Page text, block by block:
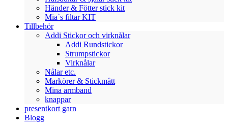
Händer & Fötter stick kit
Mia`s filtar KIT
Tillbehör
Addi Stickor och virknålar
Addi Rundstickor
Strumpstickor
Virknålar
Nålar etc.
Markörer & Stickmått
Mina armband
knappar
presentkort garn
Blogg